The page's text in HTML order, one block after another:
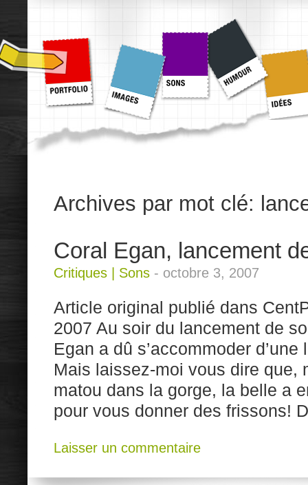
Archives par mot clé:
Coral Egan, lancement
Critiques Sons - octobre 3, 2007
Article original publié dans
2007 Au soir du lancement de
Egan a dû s’accommoder
Mais laissez-moi vous dire que,
matou dans la gorge, la belle a
pour vous donner des frissons!
Laisser un commentaire